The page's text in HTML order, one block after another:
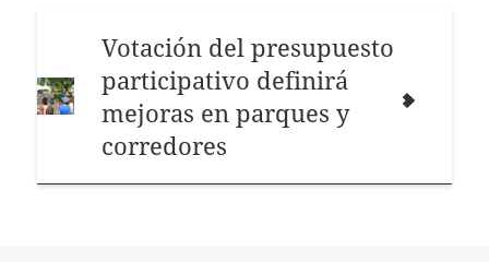
Votación del presupuesto
participativo definirá
mejoras en parques y
corredores